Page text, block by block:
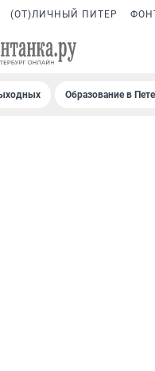
(ОТ)ЛИЧНЫЙ ПИТЕР
Образование в